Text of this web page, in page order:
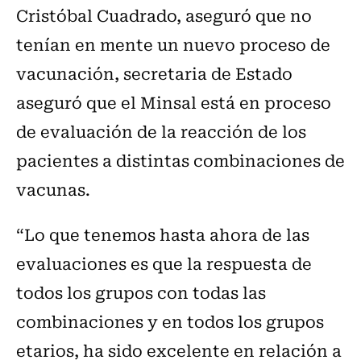
Cristóbal Cuadrado, aseguró que no
tenían en mente un nuevo proceso de
vacunación, secretaria de Estado
aseguró que el Minsal está en proceso
de evaluación de la reacción de los
pacientes a distintas combinaciones de
vacunas.
“Lo que tenemos hasta ahora de las
evaluaciones es que la respuesta de
todos los grupos con todas las
combinaciones y en todos los grupos
etarios, ha sido excelente en relación a